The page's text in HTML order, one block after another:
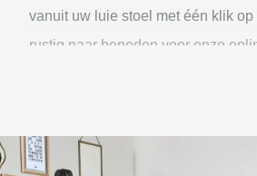
vanuit uw luie stoel met één klik op
rustig naar beneden voor onze